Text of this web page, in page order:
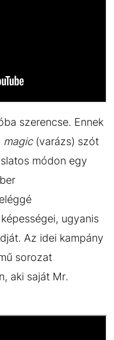
szerencse. Ennek
magic(varázs) szót
módon egy
ugyanis
Az idei kampány
sorozat
aki saját Mr.